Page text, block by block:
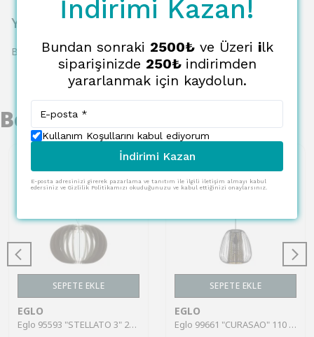
Yorumlar
Bu ürün için henüz yorum yapılmamış.
Benzer Ürünler
SEPETE EKLE
EGLO
Eglo 95593 "STELLATO 3" 200 Cm Yüksekliğinde 70 Cm Çapında Çelik Sarkıt Avize
SEPETE EKLE
EGLO
Eglo 99661 "CURASAO" 110 Cm Yüksekliğinde Çelik Siyah Sarkıt Avize
İndirimi Kazan!
Bundan sonraki 2500₺ve Üzeri ilk
siparişinizde 250₺ indirimden
yararlanmak için kaydolun.
Kullanım Koşullarını kabul ediyorum
İndirimi Kazan
E-posta adresinizi girerek pazarlama ve tanıtım ile ilgili iletişim almayı kabul
edersiniz ve Gizlilik Politikamızı okuduğunuzu ve kabul ettiğinizi onaylarsınız.